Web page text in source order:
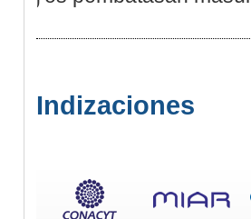
Indizaciones